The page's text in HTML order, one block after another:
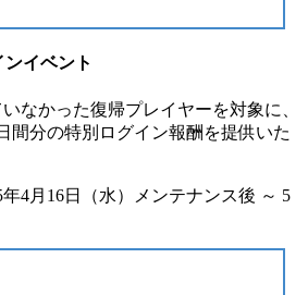
イベント
なかった復帰プレイヤーを対象に、
間分の特別ログイン報酬を提供いた
年4月16日（水）メンテナンス後 ～ 5